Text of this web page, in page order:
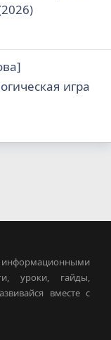
игра
уроки, гайды,
вместе с